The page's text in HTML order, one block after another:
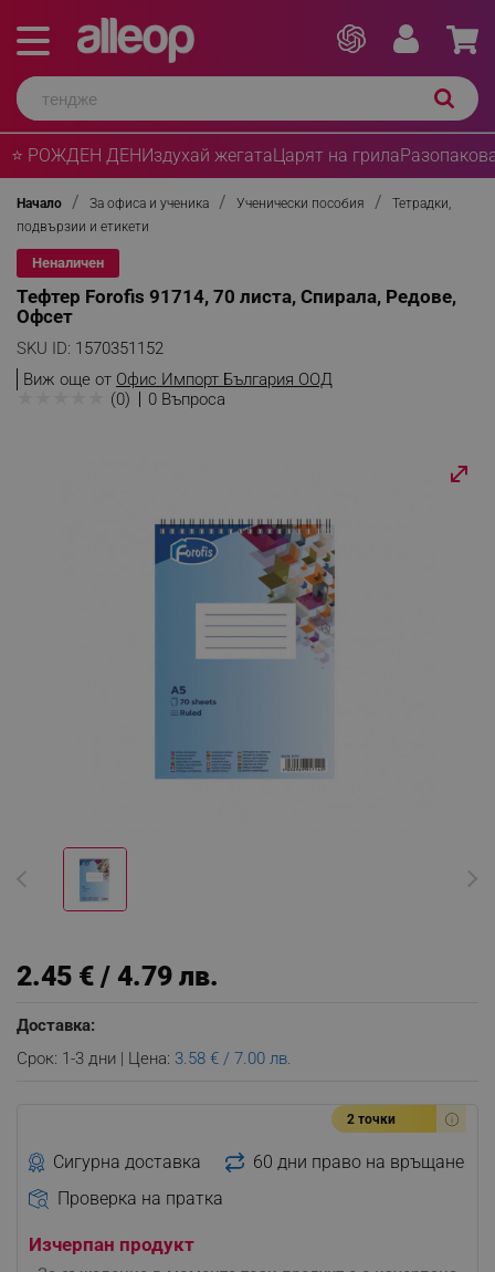
⭐ РОЖДЕН ДЕНИздухай жегатаЦарят на грила
Начало За офиса и ученика Ученически пособия
Тетрадки,
подвързии и етикети
Неналичен
Тефтер Forofis 91714, 70 листа, Спирала, Редове,
Офсет
SKU ID: 1570351152
Виж още от Офис Импорт България ООД
★ (0) 0 Въпроса
2.45 € / 4.79 лв.
Доставка:
Срок: 1-3 дни | Цена: 3.58 € / 7.00 лв.
2 точки
Сигурна доставка
60 дни право на връщане
Проверка на пратка
Изчерпан продукт